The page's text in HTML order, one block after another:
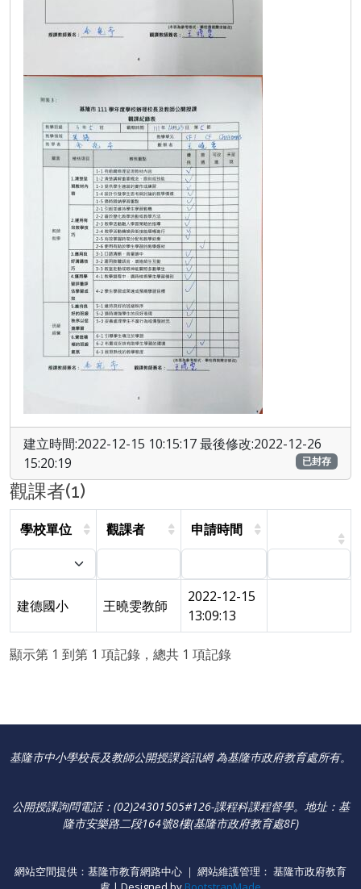
建立時間:2022-12-15 10:15:17 最後修改:2022-12-26
15:20:19
已封存
觀課者(1)
學校單位 觀課者 申請時間
建德國小 王曉雯教師
2022-12-15
13:09:13
顯示第 1 到第 1 項記錄，總共 1 項記錄
基隆市中小學校長及教師公開授課資訊網 為基隆巿政府教育處所有。
公開授課詢問電話：(02)24301505#126-課程科課程督學。 地址：基
隆市安樂路二段164號8樓(基隆市政府教育處8F)
網站空間提供：基隆市教育網路中心 ｜ 網站維護管理： 基隆市政府教育